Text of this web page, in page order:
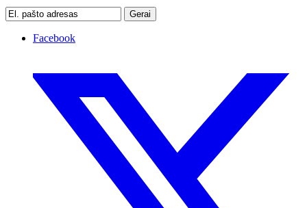
Gerai
Facebook